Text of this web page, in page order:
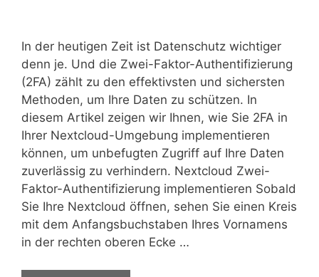
In der heutigen Zeit ist Datenschutz wichtiger
denn je. Und die Zwei-Faktor-Authentifizierung
(2FA) zählt zu den effektivsten und sichersten
Methoden, um Ihre Daten zu schützen. In
diesem Artikel zeigen wir Ihnen, wie Sie 2FA in
Ihrer Nextcloud-Umgebung implementieren
können, um unbefugten Zugriff auf Ihre Daten
zuverlässig zu verhindern. Nextcloud Zwei-
Faktor-Authentifizierung implementieren Sobald
Sie Ihre Nextcloud öffnen, sehen Sie einen Kreis
mit dem Anfangsbuchstaben Ihres Vornamens
in der rechten oberen Ecke …